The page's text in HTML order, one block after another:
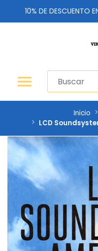
10% DE DESCUENTO
Inicio
LCD